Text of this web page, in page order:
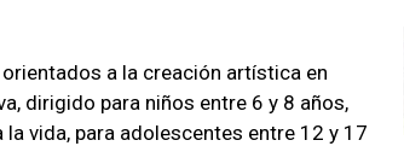
a la creación artística en
dirigido para niños entre 6 y 8 años,
vida, para adolescentes entre 12 y 17